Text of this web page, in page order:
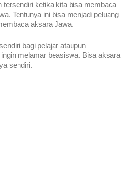
tersendiri ketika kita bisa membaca
Tentunya ini bisa menjadi peluang
aksara Jawa.
bagi pelajar ataupun
melamar beasiswa. Bisa aksara
sendiri.